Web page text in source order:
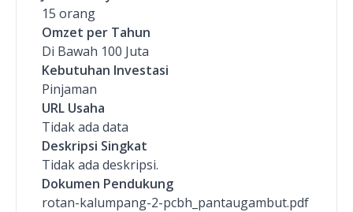
15 orang
Omzet per Tahun
Di Bawah 100 Juta
Kebutuhan Investasi
Pinjaman
URL Usaha
Tidak ada data
Deskripsi Singkat
Tidak ada deskripsi.
Dokumen Pendukung
rotan-kalumpang-2-pcbh_pantaugambut.pdf